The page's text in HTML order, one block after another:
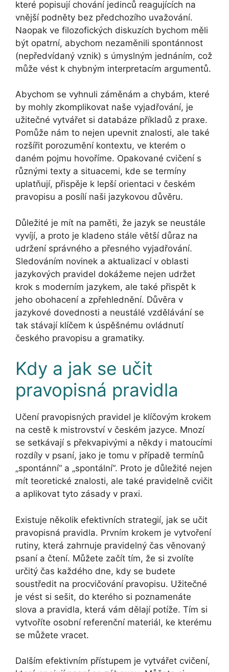
které popisují chování jedinců reagujících na
vnější podněty bez předchozího uvažování.
Naopak ve filozofických diskuzích bychom měli
být opatrní, abychom nezaměnili spontánnost
(nepředvídaný vznik) s úmyslným jednáním, což
může vést k chybným interpretacím argumentů.
Abychom se vyhnuli záměnám a chybám, které
by mohly zkomplikovat naše vyjadřování, je
užitečné vytvářet si databáze příkladů z praxe.
Pomůže nám to nejen upevnit znalosti, ale také
rozšířit porozumění kontextu, ve kterém o
daném pojmu hovoříme. Opakované cvičení s
různými texty a situacemi, kde se termíny
uplatňují, přispěje k lepší orientaci v českém
pravopisu a posílí naši jazykovou důvěru.
Důležité je mít na paměti, že jazyk se neustále
vyvíjí, a proto je kladeno stále větší důraz na
udržení správného a přesného vyjadřování.
Sledováním novinek a aktualizací v oblasti
jazykových pravidel dokážeme nejen udržet
krok s moderním jazykem, ale také přispět k
jeho obohacení a zpřehlednění. Důvěra v
jazykové dovednosti a neustálé vzdělávání se
tak stávají klíčem k úspěšnému ovládnutí
českého pravopisu a gramatiky.
Kdy a jak se učit
pravopisná pravidla
Učení pravopisných pravidel je klíčovým krokem
na cestě k mistrovství v českém jazyce. Mnozí
se setkávají s překvapivými a někdy i matoucími
rozdíly v psaní, jako je tomu v případě termínů
„spontánní“ a „spontální“. Proto je důležité nejen
mít teoretické znalosti, ale také pravidelně cvičit
a aplikovat tyto zásady v praxi.
Existuje několik efektivních strategií, jak se učit
pravopisná pravidla. Prvním krokem je vytvoření
rutiny, která zahrnuje pravidelný čas věnovaný
psaní a čtení. Můžete začít tím, že si zvolíte
určitý čas každého dne, kdy se budete
soustředit na procvičování pravopisu. Užitečné
je vést si sešit, do kterého si poznamenáte
slova a pravidla, která vám dělají potíže. Tím si
vytvoříte osobní referenční materiál, ke kterému
se můžete vracet.
Dalším efektivním přístupem je vytvářet cvičení,